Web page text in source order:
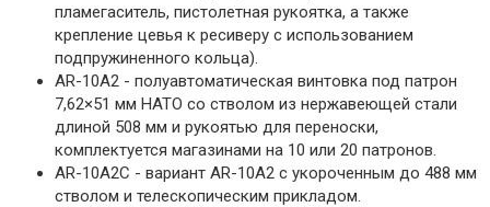
пламегаситель, пистолетная рукоятка, а также
крепление цевья к ресиверу с использованием
подпружиненного кольца).
AR-10A2 - полуавтоматическая винтовка под патрон
7,62×51 мм НАТО со стволом из нержавеющей стали
длиной 508 мм и рукоятью для переноски,
комплектуется магазинами на 10 или 20 патронов.
AR-10A2C - вариант AR-10A2 с укороченным до 488 мм
стволом и телескопическим прикладом.